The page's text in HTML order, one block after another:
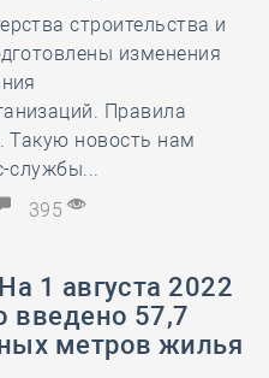
строительства и
изменения
Правила
Такую новость нам
службы...
395
1 августа 2022
введено 57,7
метров жилья